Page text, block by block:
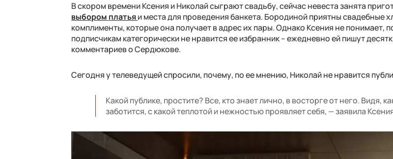
В скором времени Ксения и Николай сыграют свадьбу, сейчас невеста занята
выбором платьяи места для проведения банкета. Бородиной приятны свадебные
комплименты, которые она получает в адрес их пары. Однако Ксения не понимает,
подписчикам категорически не нравится ее избранник – ежедневно ей пишут
комментариев о Сердюкове.
Сегодня у телеведущей спросили, почему, по ее мнению, Николай не нравится
Какой публике, простите? Все, кто знает лично, в восторге от него. Видя,
заботится, с какой теплотой и нежностью проявляет себя, — заявила